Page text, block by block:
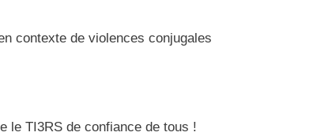
contexte de violences conjugales
le TI3RS de confiance de tous !